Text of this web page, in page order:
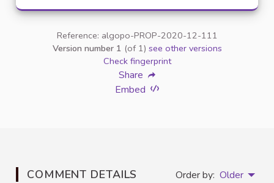
Reference: algopo-PROP-2020-12-111
Version number 1 (of 1) see other versions
Check fingerprint
Share
Embed
COMMENT DETAILS Order by: Older